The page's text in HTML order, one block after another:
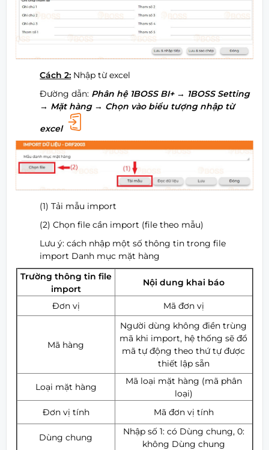
Cách 2: Nhập từ excel
Đường dẫn: Phân hệ 1BOSS BI+→ 1BOSS Setting
→ Mặt hàng → Chọn vào biểu tượng nhập từ
excel
(1) Tải mẫu import
(2) Chọn file cần import (file theo mẫu)
Lưu ý: cách nhập một số thông tin trong file
import Danh mục mặt hàng
Trường thông tin file
import
Nội dung khai báo
Đơn vị Mã đơn vị
Mã hàng
Người dùng không điền trùng
mã khi import, hệ thống sẽ đổ
mã tự động theo thứ tự được
thiết lập sẵn
Loại mặt hàng
Mã loại mặt hàng (mã phân
loại)
Đơn vị tính
Mã đơn vị tính
Dùng chung
Nhập số 1: có Dùng chung, 0:
không Dùng chung